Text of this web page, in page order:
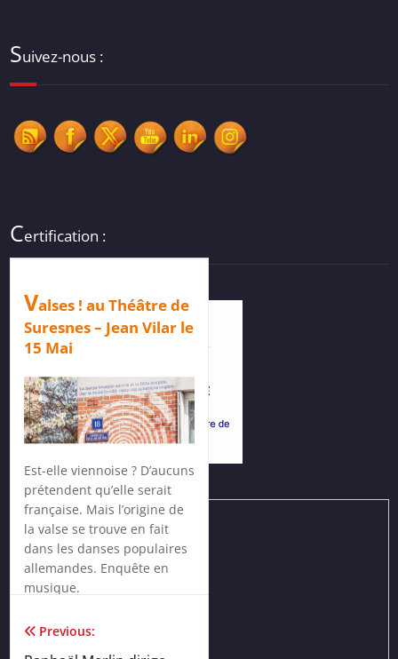
Valses ! au Théâtre de
Suresnes – Jean Vilar le
15 Mai
Est-elle viennoise ? D’aucuns
prétendent qu’elle serait
française. Mais l’origine de
la valse se trouve en fait
dans les danses populaires
allemandes. Enquête en
musique.
Le sujet, très disputé,
Navigation
Previous:
Suivez-nous :
Certification :